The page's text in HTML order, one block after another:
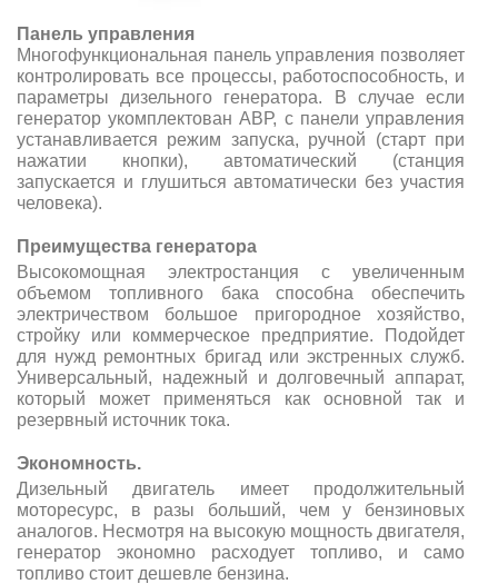
Панель управления
Многофункциональная панель управления позволяет
контролировать все процессы, работоспособность, и
параметры дизельного генератора. В случае если
генератор укомплектован АВР, с панели управления
устанавливается режим запуска, ручной (старт при
нажатии кнопки), автоматический (станция
запускается и глушиться автоматически без участия
человека).
Преимущества генератора
Высокомощная электростанция с увеличенным
объемом топливного бака способна обеспечить
электричеством большое пригородное хозяйство,
стройку или коммерческое предприятие. Подойдет
для нужд ремонтных бригад или экстренных служб.
Универсальный, надежный и долговечный аппарат,
который может применяться как основной так и
резервный источник тока.
Экономность.
Дизельный двигатель имеет продолжительный
моторесурс, в разы больший, чем у бензиновых
аналогов. Несмотря на высокую мощность двигателя,
генератор экономно расходует топливо, и само
топливо стоит дешевле бензина.